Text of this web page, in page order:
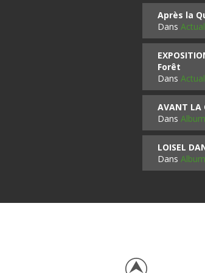
Après la
Dans
Forêt
Dans
AVANT LA
Dans
LOISEL
Dans